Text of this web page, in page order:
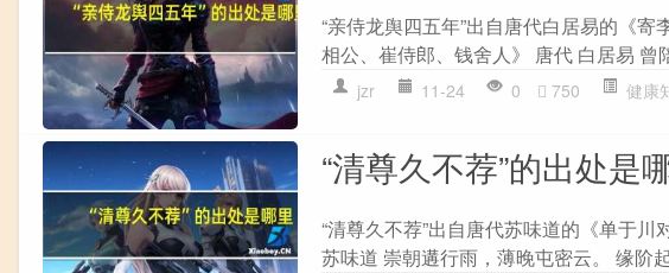
“亲侍龙舆四五年”出自唐代白居易的《
相公、崔侍郎、钱舍人》 唐代 白居易 曾
jzr 11-24 0 750 健康
“清尊久不荐”的出处是
“清尊久不荐”出自唐代苏味道的《单于
苏味道 崇朝遘行雨，薄晚屯密云。 缘阶